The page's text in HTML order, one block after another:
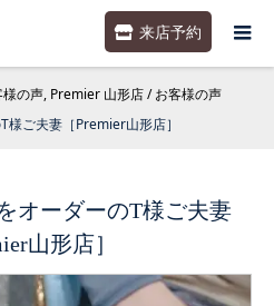
来店予約
様の声, Premier 山形店 / お客様の声
ご夫妻［Premier山形店］
オーダーのT様ご夫妻
山形店］